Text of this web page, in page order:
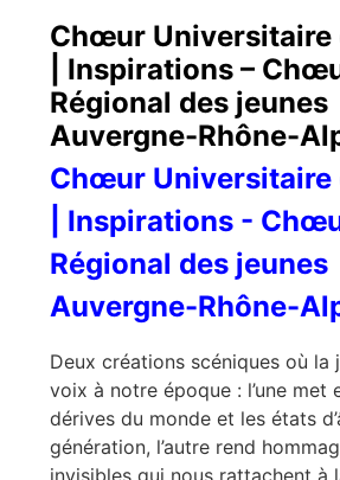
Chœur Universitaire
| Inspirations –
Régional des jeunes
Auvergne-Rhône-
Chœur Universitaire
| Inspirations -
Régional des jeunes
Auvergne-Rhône-
Deux créations scéniques où la
voix à notre époque : l’une met
dérives du monde et les états
génération, l’autre rend
invisibles qui nous rattachent à